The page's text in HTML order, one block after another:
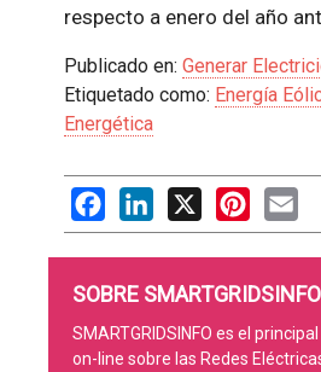
respecto a enero del año
Publicado en: Generar
Etiquetado como: Energía
Energética
FacebookLinkedIn
X Pinterest
SOBRE SMARTGRIDSINFO
SMARTGRIDSINFO es el
on-line sobre las Redes